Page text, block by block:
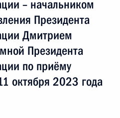
– начальником
Президента
Дмитрием
Президента
по приёму
октября 2023 года